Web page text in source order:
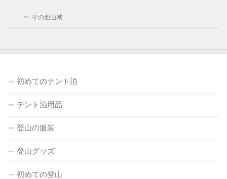
その他山域
初めてのテント泊
テント泊用品
登山の服装
登山グッズ
初めての登山